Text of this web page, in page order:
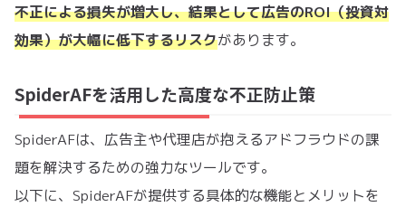
不正による損失が増大し、結果として広告のROI（投資対
効果）が大幅に低下するリスクがあります。
SpiderAFを活用した高度な不正防止策
SpiderAFは、広告主や代理店が抱えるアドフラウドの課
題を解決するための強力なツールです。
以下に、SpiderAFが提供する具体的な機能とメリットを